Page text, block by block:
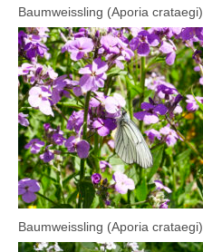
Baumweissling (Aporia crataegi)
Baumweissling (Aporia crataegi)